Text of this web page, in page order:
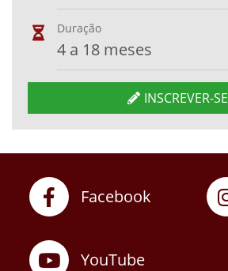
Duração
4 a 18 meses
INSCREVER-SE
Facebook
YouTube